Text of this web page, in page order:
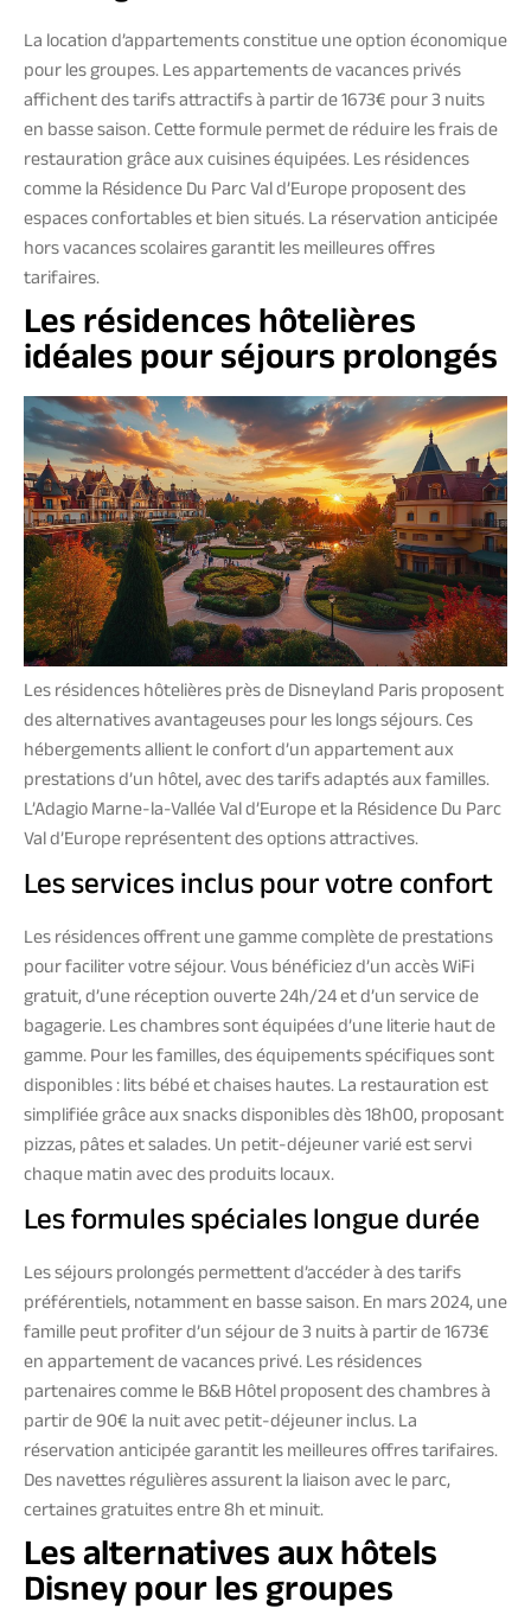
La location d’appartements constitue une option économique
pour les groupes. Les appartements de vacances privés
affichent des tarifs attractifs à partir de 1673€ pour 3 nuits
en basse saison. Cette formule permet de réduire les frais de
restauration grâce aux cuisines équipées. Les résidences
comme la Résidence Du Parc Val d’Europe proposent des
espaces confortables et bien situés. La réservation anticipée
hors vacances scolaires garantit les meilleures offres
tarifaires.
Les résidences hôtelières
idéales pour séjours prolongés
Les résidences hôtelières près de Disneyland Paris proposent
des alternatives avantageuses pour les longs séjours. Ces
hébergements allient le confort d’un appartement aux
prestations d’un hôtel, avec des tarifs adaptés aux familles.
L’Adagio Marne-la-Vallée Val d’Europe et la Résidence Du Parc
Val d’Europe représentent des options attractives.
Les services inclus pour votre confort
Les résidences offrent une gamme complète de prestations
pour faciliter votre séjour. Vous bénéficiez d’un accès WiFi
gratuit, d’une réception ouverte 24h/24 et d’un service de
bagagerie. Les chambres sont équipées d’une literie haut de
gamme. Pour les familles, des équipements spécifiques sont
disponibles : lits bébé et chaises hautes. La restauration est
simplifiée grâce aux snacks disponibles dès 18h00, proposant
pizzas, pâtes et salades. Un petit-déjeuner varié est servi
chaque matin avec des produits locaux.
Les formules spéciales longue durée
Les séjours prolongés permettent d’accéder à des tarifs
préférentiels, notamment en basse saison. En mars 2024, une
famille peut profiter d’un séjour de 3 nuits à partir de 1673€
en appartement de vacances privé. Les résidences
partenaires comme le B&B Hôtel proposent des chambres à
partir de 90€ la nuit avec petit-déjeuner inclus. La
réservation anticipée garantit les meilleures offres tarifaires.
Des navettes régulières assurent la liaison avec le parc,
certaines gratuites entre 8h et minuit.
Les alternatives aux hôtels
Disney pour les groupes